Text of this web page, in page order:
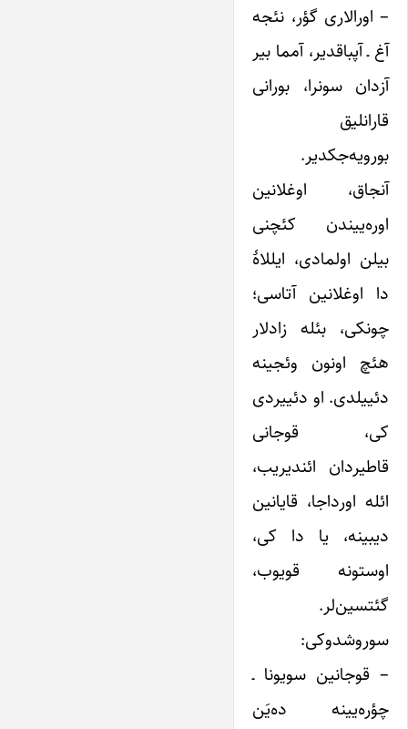
– اورالاری گؤر، نئجه
آغ ـ آپباقدیر، آمما بیر
آزدان سونرا، بورانی
قارانلیق
بورویه‌جکدیر.
آنجاق، اوغلانین
اوره‌ییندن کئچنی
بیلن اولمادی، ایللاۀ
دا اوغلانین آتاسی؛
چونکی، بئله زادلار
هئچ اونون وئجینه
دئییلدی. او دئییردی
کی، قوجانی
قاطیردان ائندیریب،
ائله اورداجا، قایانین
دیبینه، یا دا کی،
اوستونه قویوب،
گئتسین‌لر.
سوروشدوکی:
– قوجانین سویونا ـ
چؤره‌یینه ده‌یَن